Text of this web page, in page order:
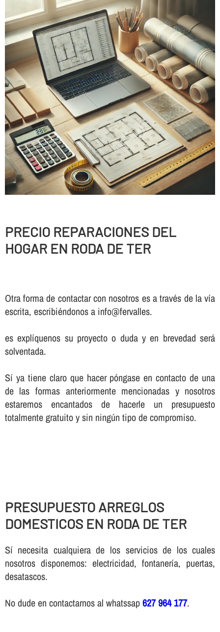
PRECIO REPARACIONES DEL
HOGAR EN RODA DE TER
Otra forma de contactar con nosotros es a través de la vía
escrita, escribiéndonos a info@fervalles.
es explíquenos su proyecto o duda y en brevedad será
solventada.
Sí ya tiene claro que hacer póngase en contacto de una
de las formas anteriormente mencionadas y nosotros
estaremos encantados de hacerle un presupuesto
totalmente gratuito y sin ningún tipo de compromiso.
PRESUPUESTO ARREGLOS
DOMESTICOS EN RODA DE TER
Sí necesita cualquiera de los servicios de los cuales
nosotros disponemos: electricidad, fontanería, puertas,
desatascos.
No dude en contactarnos al whatssap627 964 177.